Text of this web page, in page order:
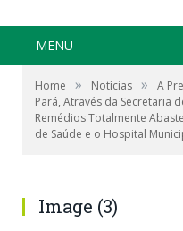
MENU
Home » Notícias »
A
Pará, Através da Secretaria
Remédios Totalmente
de Saúde e o Hospital
Image (3)